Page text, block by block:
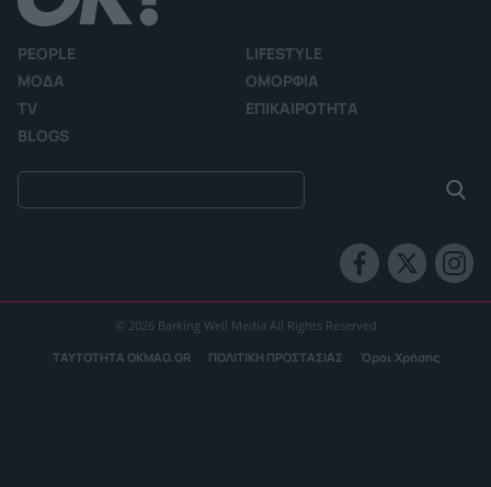
PEOPLE
LIFESTYLE
ΜΟΔΑ
ΟΜΟΡΦΙΑ
TV
ΕΠΙΚΑΙΡΟΤΗΤΑ
BLOGS
© 2026 Barking Well Media All Rights Reserved
ΤΑΥΤΟΤΗΤΑ OKMAG.GR ΠΟΛΙΤΙΚΗ ΠΡΟΣΤΑΣΙΑΣ Όροι Χρήσης